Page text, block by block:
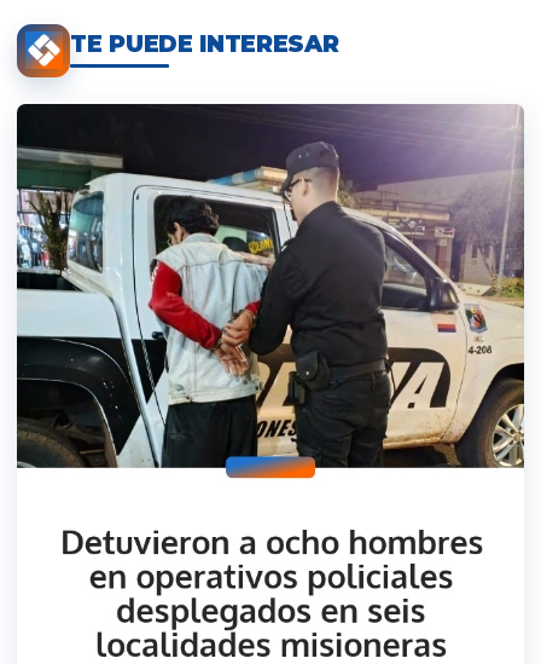
TE PUEDE INTERESAR